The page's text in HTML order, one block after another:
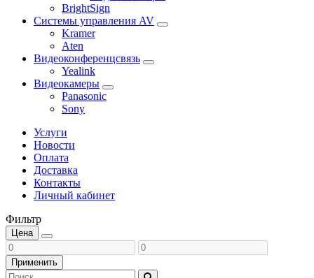
BrightSign
Системы управления AV
Kramer
Aten
Видеоконференцсвязь
Yealink
Видеокамеры
Panasonic
Sony
Услуги
Новости
Оплата
Доставка
Контакты
Личный кабинет
Фильтр
Цена
Применить